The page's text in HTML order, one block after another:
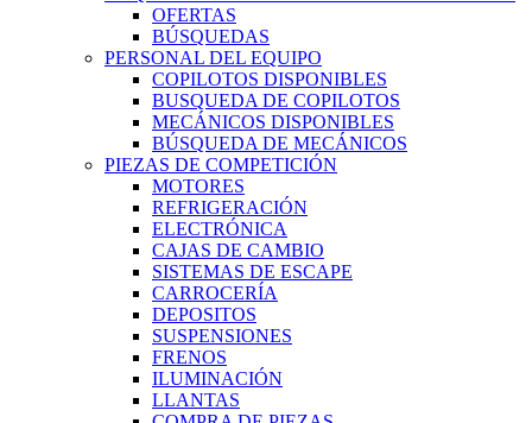
OFERTAS
BÚSQUEDAS
PERSONAL DEL EQUIPO
COPILOTOS DISPONIBLES
BUSQUEDA DE COPILOTOS
MECÁNICOS DISPONIBLES
BÚSQUEDA DE MECÁNICOS
PIEZAS DE COMPETICIÓN
MOTORES
REFRIGERACIÓN
ELECTRÓNICA
CAJAS DE CAMBIO
SISTEMAS DE ESCAPE
CARROCERÍA
DEPOSITOS
SUSPENSIONES
FRENOS
ILUMINACIÓN
LLANTAS